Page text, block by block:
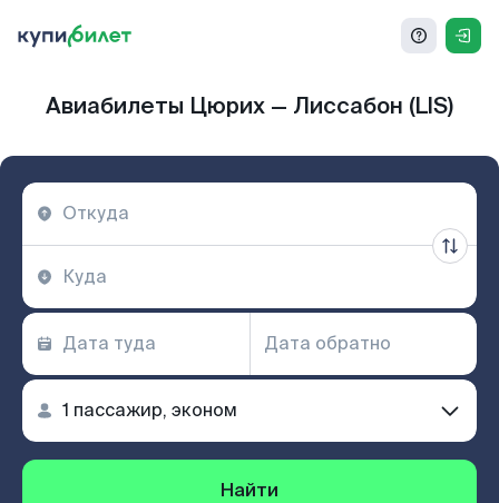
Авиабилеты Цюрих — Лиссабон (LIS)
Найти